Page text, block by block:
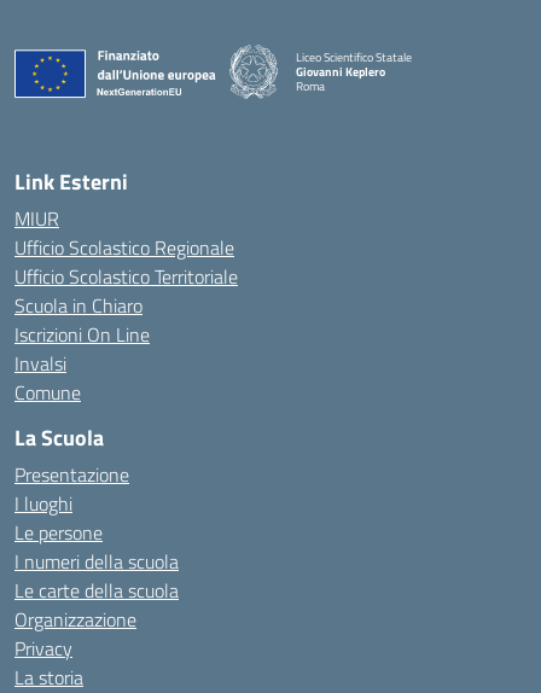
Liceo Scientifico Statale
Giovanni Keplero
Roma
Link Esterni
MIUR
Ufficio Scolastico Regionale
Ufficio Scolastico Territoriale
Scuola in Chiaro
Iscrizioni On Line
Invalsi
Comune
La Scuola
Presentazione
I luoghi
Le persone
I numeri della scuola
Le carte della scuola
Organizzazione
Privacy
La storia